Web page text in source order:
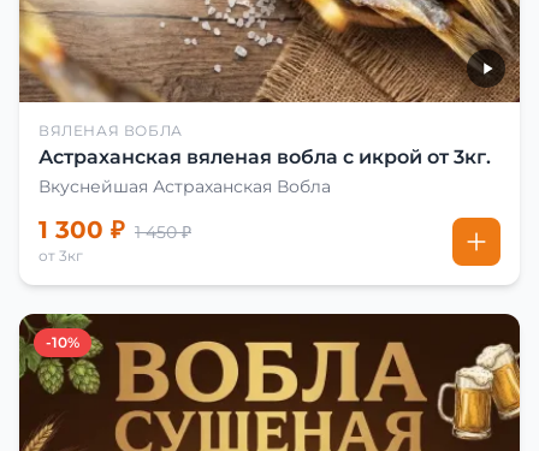
ВЯЛЕНАЯ ВОБЛА
Астраханская вяленая вобла с икрой от 3кг.
Вкуснейшая Астраханская Вобла
1 300 ₽ 1 450 ₽
от 3кг
-10%